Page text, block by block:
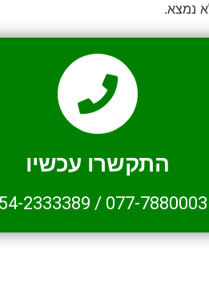
נמצא.
התקשרו עכשיו
077-7880003
/
2333389